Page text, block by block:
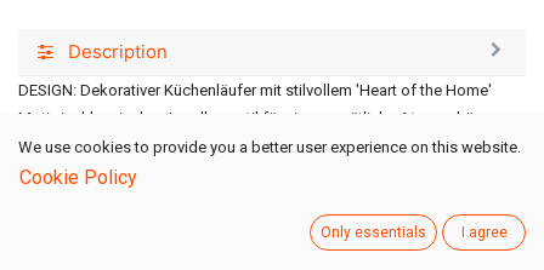
Description
DESIGN: Dekorativer Küchenläufer mit stilvollem 'Heart of the Home'
Motiv im klassischen Landhausstil für eine gemütliche Atmosphäre
RUTSCHFEST: Speziell entwickelte rutschfeste Unterseite sorgt für
sicheren Stand in Küche und Flur
We use cookies to provide you a better user experience on this website.
Cookie Policy
Only essentials I agree